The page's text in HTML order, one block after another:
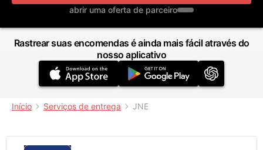
abrir uma oferta de parceiro
Rastrear suas encomendas é ainda mais fácil através do
nosso aplicativo
Início Serviços de entrega JNE